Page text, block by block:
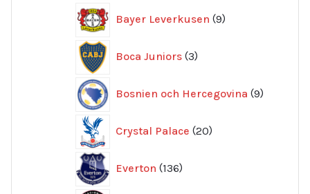
Bayer Leverkusen 9
produkter
Boca Juniors 3
produkter
Bosnien och Hercegovina 9
produkter
Crystal Palace 20
produkter
Everton 136
produkter